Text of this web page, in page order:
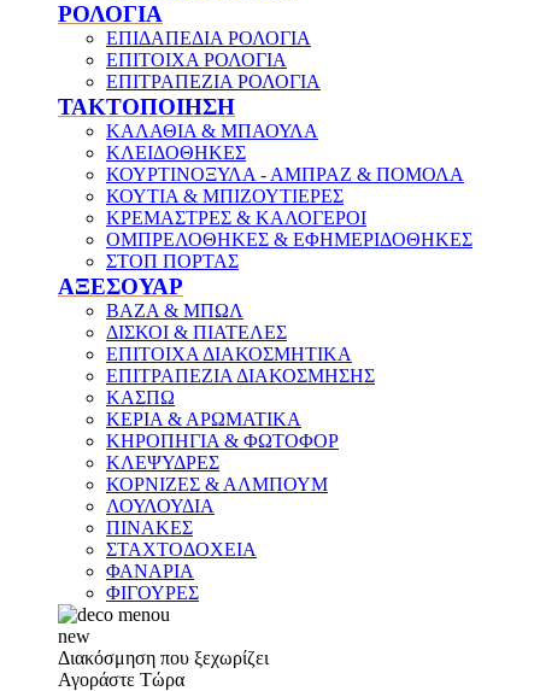
ΡΟΛΟΓΙΑ
ΕΠΙΔΑΠΕΔΙΑ ΡΟΛΟΓΙΑ
ΕΠΙΤΟΙΧΑ ΡΟΛΟΓΙΑ
ΕΠΙΤΡΑΠΕΖΙΑ ΡΟΛΟΓΙΑ
ΤΑΚΤΟΠΟΙΗΣΗ
ΚΑΛΑΘΙΑ & ΜΠΑΟΥΛΑ
ΚΛΕΙΔΟΘΗΚΕΣ
ΚΟΥΡΤΙΝΟΞΥΛΑ - ΑΜΠΡΑΖ & ΠΟΜΟΛΑ
ΚΟΥΤΙΑ & ΜΠΙΖΟΥΤΙΕΡΕΣ
ΚΡΕΜΑΣΤΡΕΣ & ΚΑΛΟΓΕΡΟΙ
ΟΜΠΡΕΛΟΘΗΚΕΣ & ΕΦΗΜΕΡΙΔΟΘΗΚΕΣ
ΣΤΟΠ ΠΟΡΤΑΣ
ΑΞΕΣΟΥΑΡ
ΒΑΖΑ & ΜΠΩΛ
ΔΙΣΚΟΙ & ΠΙΑΤΕΛΕΣ
ΕΠΙΤΟΙΧΑ ΔΙΑΚΟΣΜΗΤΙΚΑ
ΕΠΙΤΡΑΠΕΖΙΑ ΔΙΑΚΟΣΜΗΣΗΣ
ΚΑΣΠΩ
ΚΕΡΙΑ & ΑΡΩΜΑΤΙΚΑ
ΚΗΡΟΠΗΓΙΑ & ΦΩΤΟΦΟΡ
ΚΛΕΨΥΔΡΕΣ
ΚΟΡΝΙΖΕΣ & ΑΛΜΠΟΥΜ
ΛΟΥΛΟΥΔΙΑ
ΠΙΝΑΚΕΣ
ΣΤΑΧΤΟΔΟΧΕΙΑ
ΦΑΝΑΡΙΑ
ΦΙΓΟΥΡΕΣ
new
Διακόσμηση που ξεχωρίζει
Αγοράστε Τώρα